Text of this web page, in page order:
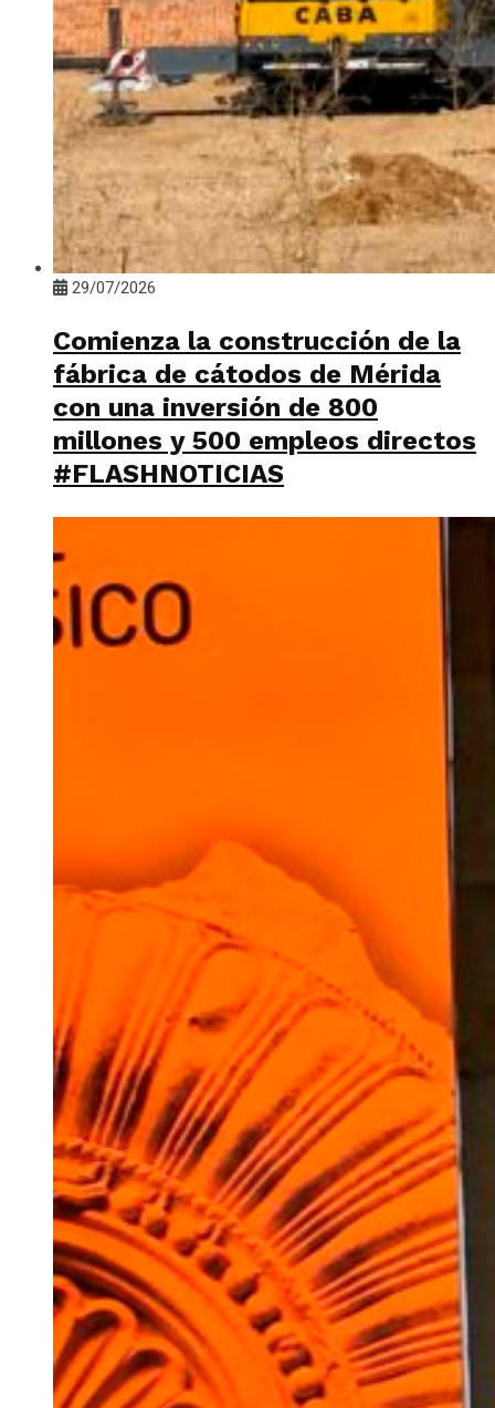
29/07/2026
Comienza la construcción de la
fábrica de cátodos de Mérida
con una inversión de 800
millones y 500 empleos directos
#FLASHNOTICIAS